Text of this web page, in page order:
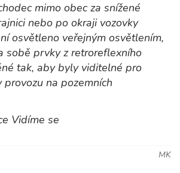
mimo obec za snížené
nebo po okraji vozovky
osvětleno veřejným osvětlením,
sobě prvky z retroreflexního
tak, aby byly viditelné pro
na pozemních
Vidíme se
MK